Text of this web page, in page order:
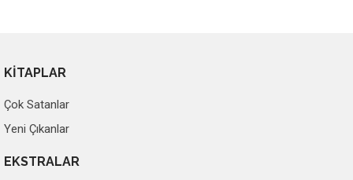
KİTAPLAR
Çok Satanlar
Yeni Çıkanlar
EKSTRALAR